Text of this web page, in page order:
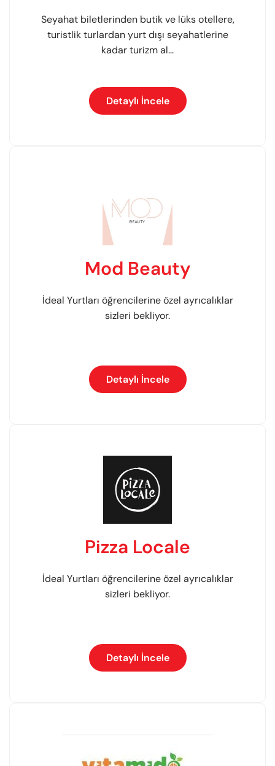
Seyahat biletlerinden butik ve lüks otellere,
turistlik turlardan yurt dışı seyahatlerine
kadar turizm al...
Detaylı İncele
Mod Beauty
İdeal Yurtları öğrencilerine özel ayrıcalıklar
sizleri bekliyor.
Detaylı İncele
Pizza Locale
İdeal Yurtları öğrencilerine özel ayrıcalıklar
sizleri bekliyor.
Detaylı İncele